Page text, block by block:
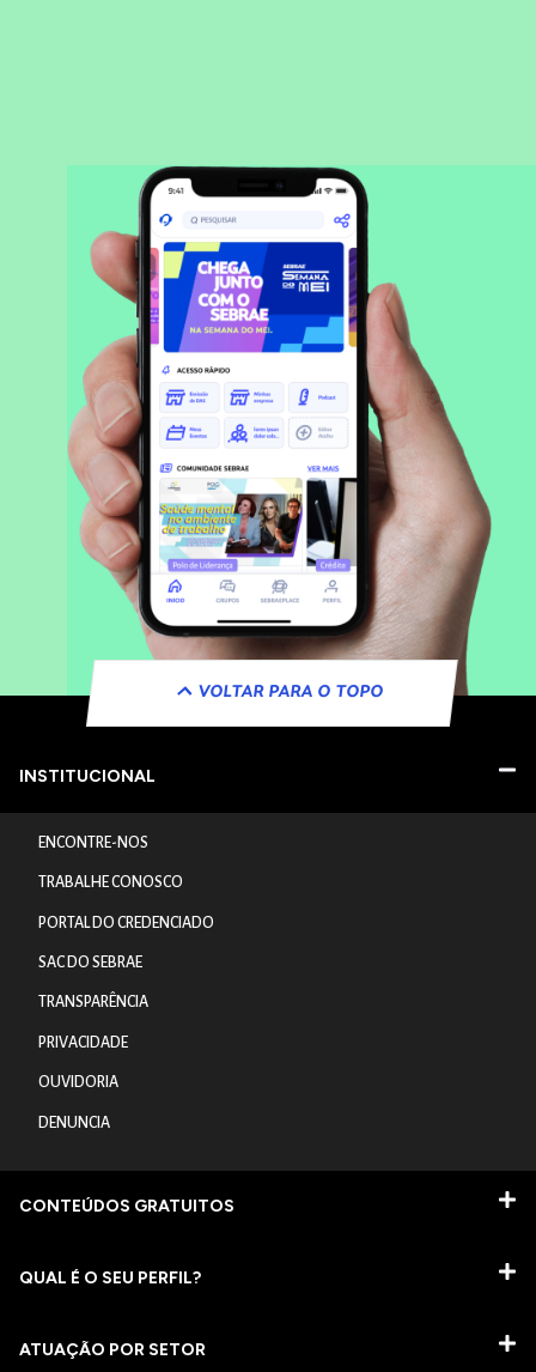
VOLTAR PARA O TOPO
INSTITUCIONAL
ENCONTRE-NOS
TRABALHE CONOSCO
PORTAL DO CREDENCIADO
SAC DO SEBRAE
TRANSPARÊNCIA
PRIVACIDADE
OUVIDORIA
DENUNCIA
CONTEÚDOS GRATUITOS
QUAL É O SEU PERFIL?
ATUAÇÃO POR SETOR